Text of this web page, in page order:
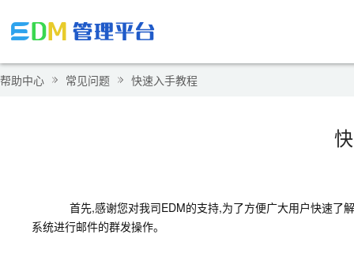
帮助中心 常见问题 快速入手教程
首先,感谢您对我司EDM的支持,为了方便广大用户快速了解
系统进行邮件的群发操作。